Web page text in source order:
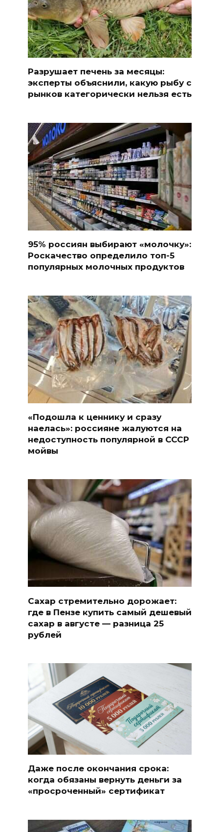
Разрушает печень за месяцы:
эксперты объяснили, какую рыбу с
рынков категорически нельзя есть
95% россиян выбирают «молочку»:
Роскачество определило топ-5
популярных молочных продуктов
«Подошла к ценнику и сразу
наелась»: россияне жалуются на
недоступность популярной в СССР
мойвы
Сахар стремительно дорожает:
где в Пензе купить самый дешевый
сахар в августе — разница 25
рублей
Даже после окончания срока:
когда обязаны вернуть деньги за
«просроченный» сертификат